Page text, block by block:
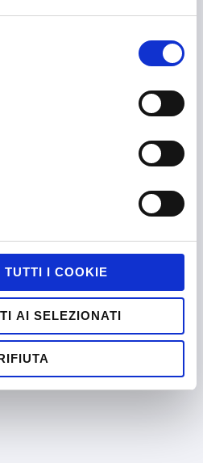
TUTTI I COOKIE
AI SELEZIONATI